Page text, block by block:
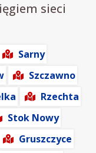
sieci
Sarny
Szczawno
Rzechta
Stok Nowy
Gruszczyce